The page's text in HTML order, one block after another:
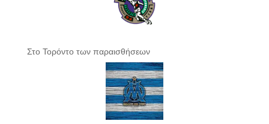
Στο Τορόντο των παραισθήσεων